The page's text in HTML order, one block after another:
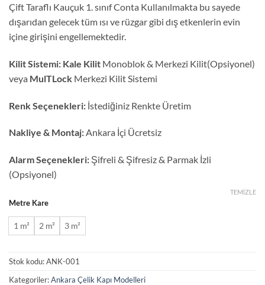
Çift Taraflı Kauçuk 1. sınıf Conta Kullanılmakta bu sayede
dışarıdan gelecek tüm ısı ve rüzgar gibi dış etkenlerin evin
içine girişini engellemektedir.
Kilit Sistemi: Kale Kilit Monoblok & Merkezi Kilit(Opsiyonel)
veya MulTLock Merkezi Kilit Sistemi
Renk Seçenekleri: İstediğiniz Renkte Üretim
Nakliye & Montaj:Ankara İçi Ücretsiz
Alarm Seçenekleri: Şifreli & Şifresiz & Parmak İzli
(Opsiyonel)
Metre Kare
1 m² 2 m² 3 m²
TEMIZLE
Stok kodu:ANK-001
Kategoriler:Ankara Çelik Kapı Modelleri